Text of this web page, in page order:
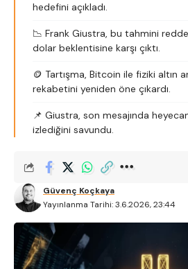
hedefini açıkladı.
📉 Frank Giustra, bu tahmini
dolar beklentisine karşı çıktı.
🪙 Tartışma, Bitcoin ile fiziki altın
rekabetini yeniden öne çıkardı.
📌 Giustra, son mesajında
izlediğini savundu.
Yayınlanma Tarihi: 3.6.2026, 23:44
Güvenç Koçkaya